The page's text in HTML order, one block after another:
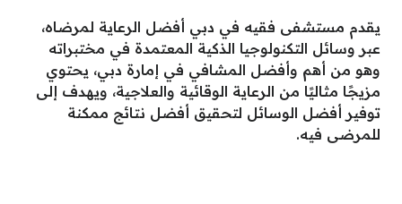
يقدم مستشفى فقيه في دبي أفضل الرعاية لمرضاه،
عبر وسائل التكنولوجيا الذكية المعتمدة في مختبراته
وهو من أهم وأفضل المشافي في إمارة دبي، يحتوي
مزيجًا مثاليًا من الرعاية الوقائية والعلاجية، ويهدف إلى
توفير أفضل الوسائل لتحقيق أفضل نتائج ممكنة
للمرضى فيه.